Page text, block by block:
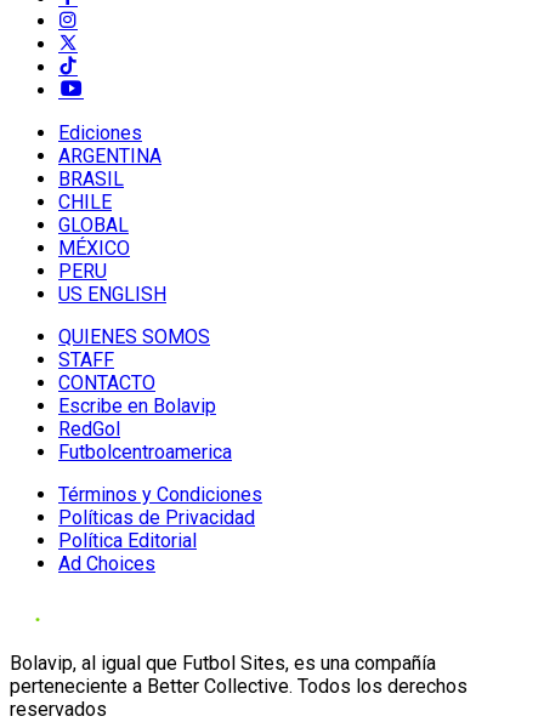
Ediciones
ARGENTINA
BRASIL
CHILE
GLOBAL
MÉXICO
PERU
US ENGLISH
QUIENES SOMOS
STAFF
CONTACTO
Escribe en Bolavip
RedGol
Futbolcentroamerica
Términos y Condiciones
Políticas de Privacidad
Política Editorial
Ad Choices
Bolavip, al igual que Futbol Sites, es una compañía
perteneciente a Better Collective. Todos los derechos
reservados